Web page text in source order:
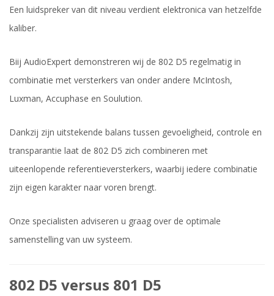
Een luidspreker van dit niveau verdient elektronica van hetzelfde
kaliber.
Biij AudioExpert demonstreren wij de 802 D5 regelmatig in
combinatie met versterkers van onder andere McIntosh,
Luxman, Accuphase en Soulution.
Dankzij zijn uitstekende balans tussen gevoeligheid, controle en
transparantie laat de 802 D5 zich combineren met
uiteenlopende referentieversterkers, waarbij iedere combinatie
zijn eigen karakter naar voren brengt.
Onze specialisten adviseren u graag over de optimale
samenstelling van uw systeem.
802 D5 versus 801 D5